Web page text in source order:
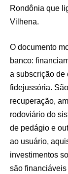
Rondônia que
Vilhena.
O documento
banco:
a subscrição de
fidejussória.
recuperação,
rodoviário do
de pedágio e
ao usuário,
investimentos
são